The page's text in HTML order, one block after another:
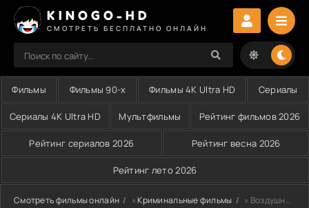
KINOGO-HD
СМОТРЕТЬ БЕСПЛАТНО ОНЛАЙН
Фильмы Фильмы 90-х Фильмы 4K Ultra HD Сериалы
Сериалы 4K Ultra HD Мультфильмы Рейтинг фильмов 2026
Рейтинг сериалов 2026 Рейтинг весна 2026
Рейтинг лето 2026
Смотреть фильмы онлайн »Криминальные фильмы » Воздушный перевозчик (2023)